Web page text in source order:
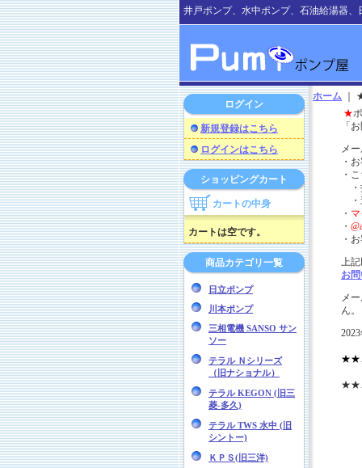
井戸ポンプ、水中ポンプ、石油給湯器
ログイン
新規登録はこちら
ログインはこちら
ショッピングカート
カートの中身
カートは空です。
商品カテゴリ一覧
日立ポンプ
川本ポンプ
三相電機 SANSO サン
ソー
テラル Ｎシリーズ
（旧ナショナル）
テラル KEGON (旧三
菱-多久)
テラル TWS 水中 (旧
シントー)
ＫＰＳ(旧三洋)
ホーム
★
「
メ
・
・
・
・
・
・
・
上
お
メ
ん。
★★
★★